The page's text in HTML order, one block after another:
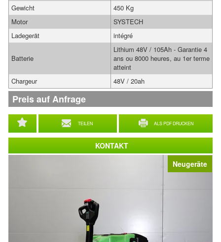
Neugeräte
TEILEN ALS PDF DRUCKEN
Gewicht
450 Kg
Motor
SYSTECH
Ladegerät
intégré
Batterie
Lithium 48V / 105Ah - Garantie 4
ans ou 8000 heures, au 1er terme
atteint
Chargeur
48V / 20ah
Preis auf Anfrage
KONTAKT